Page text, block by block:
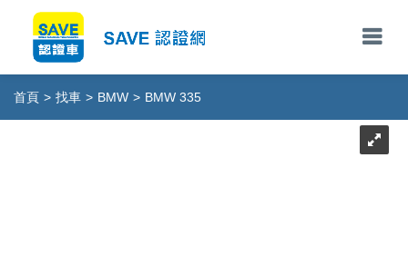
首頁 > 找車 > BMW > BMW 335